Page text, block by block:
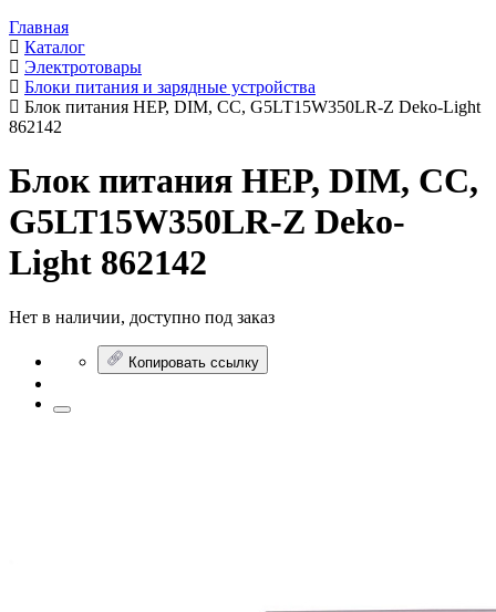
Главная
Каталог
Электротовары
Блоки питания и зарядные устройства
Блок питания HEP, DIM, CC, G5LT15W350LR-Z Deko-Light
862142
Блок питания HEP, DIM, CC,
G5LT15W350LR-Z Deko-
Light 862142
Нет в наличии, доступно под заказ
Копировать ссылку